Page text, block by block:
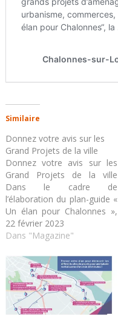
Similaire
Donnez votre avis sur les
Grand Projets de la ville
Donnez votre avis sur les
Grand Projets de la ville
Dans le cadre de
l’élaboration du plan-guide «
Un élan pour Chalonnes »,
les Chalonnaises et les
Chalonnais sont invités à
plusieurs projets
structurants pour la
commune à l’horizon 2040.
Les rendez-vous • UN ÉLAN
POUR…
22 février 2023
Dans "Magazine"